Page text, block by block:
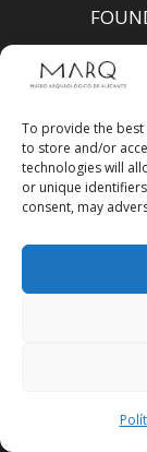
To provide the best
to store and/or
technologies will
or unique
consent, may
>>